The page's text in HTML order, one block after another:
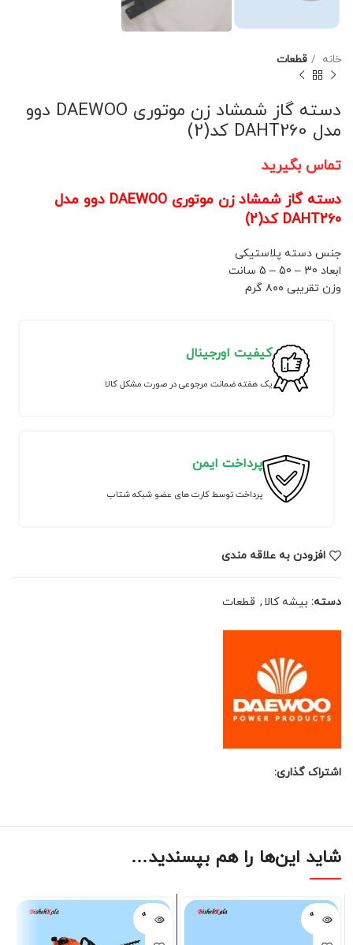
خانه قطعات
دسته گاز شمشاد زن موتوری DAEWOO دوو
مدل DAHT260 کد(2)
تماس بگیرید
دسته گاز شمشاد زن موتوری DAEWOO دوو مدل
DAHT260 کد(2)
جنس دسته پلاستیکی
ابعاد 30 – 50 – 5 سانت
وزن تقریبی ۸۰۰ گرم
کیفیت اورجینال
یک هفته ضمانت مرجوعی در صورت مشکل کالا
پرداخت ایمن
پرداخت توسط کارت های عضو شبکه شتاب
افزودن به علاقه مندی
دسته: بیشه کالا , قطعات
اشتراک گذاری:
شاید این‌ها را هم بپسندید…
فروخته
شده
فروخته
شده